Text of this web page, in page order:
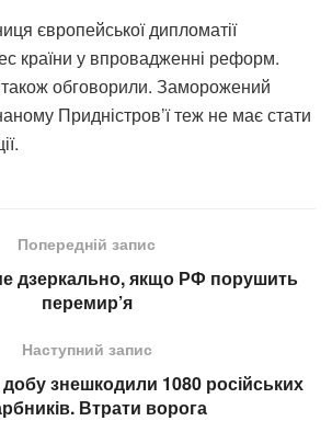
європейської дипломатії
країни у впровадженні реформ.
обговорили. Заморожений
Придністров’ї теж не має стати
Попередній запис
дзеркально, якщо РФ порушить
перемир’я
Наступний запис
знешкодили 1080 російських
Втрати ворога